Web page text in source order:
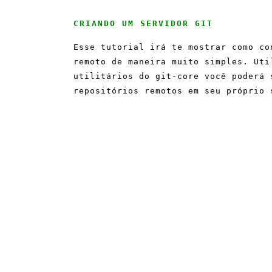
CRIANDO UM SERVIDOR GIT
Esse tutorial irá te mostrar como
remoto de maneira muito simples.
utilitários do git-core você poderá
repositórios remotos em seu